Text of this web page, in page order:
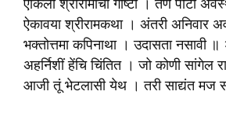
ऐकिली श्रीरामाची गोष्टी । तेणें पोटीं
ऐकावया श्रीरामकथा । अंतरी अनिवार
भक्तोत्तमा कपिनाथा । उदासता नसावी
अहर्निशीं हेंचि चिंतित । जो कोणी सांगेल
आजी तूं भेटलासी येथ । तरी साद्यंत मज